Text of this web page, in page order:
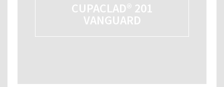
CUPACLAD® 201
VANGUARD